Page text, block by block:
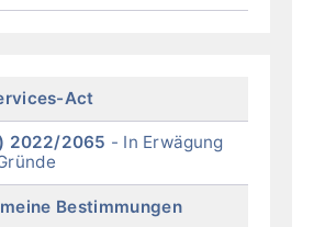
Act
2022/2065
In Erwägung
Bestimmungen